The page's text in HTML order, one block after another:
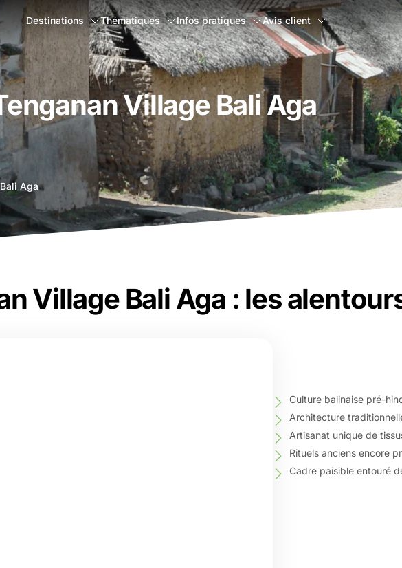
Destinations Thématiques Infos pratiques Avis client
Village Bali Aga
Aga
Village Bali Aga : les
Culture balinaise pré-
Architecture
Artisanat unique de
Rituels anciens encore
Cadre paisible entouré